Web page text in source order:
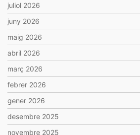
juliol 2026
juny 2026
maig 2026
abril 2026
març 2026
febrer 2026
gener 2026
desembre 2025
novembre 2025